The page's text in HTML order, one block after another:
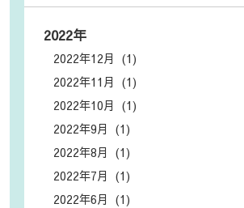
2022年
2022年12月 (1)
2022年11月 (1)
2022年10月 (1)
2022年9月 (1)
2022年8月 (1)
2022年7月 (1)
2022年6月 (1)